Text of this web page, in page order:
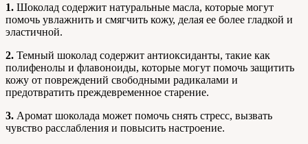
1. Шоколад содержит натуральные масла, которые могут
помочь увлажнить и смягчить кожу, делая ее более гладкой и
эластичной.
2. Темный шоколад содержит антиоксиданты, такие как
полифенолы и флавоноиды, которые могут помочь защитить
кожу от повреждений свободными радикалами и
предотвратить преждевременное старение.
3. Аромат шоколада может помочь снять стресс, вызвать
чувство расслабления и повысить настроение.